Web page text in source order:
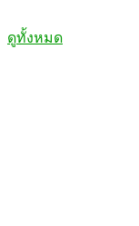
ดูทั้งหมด